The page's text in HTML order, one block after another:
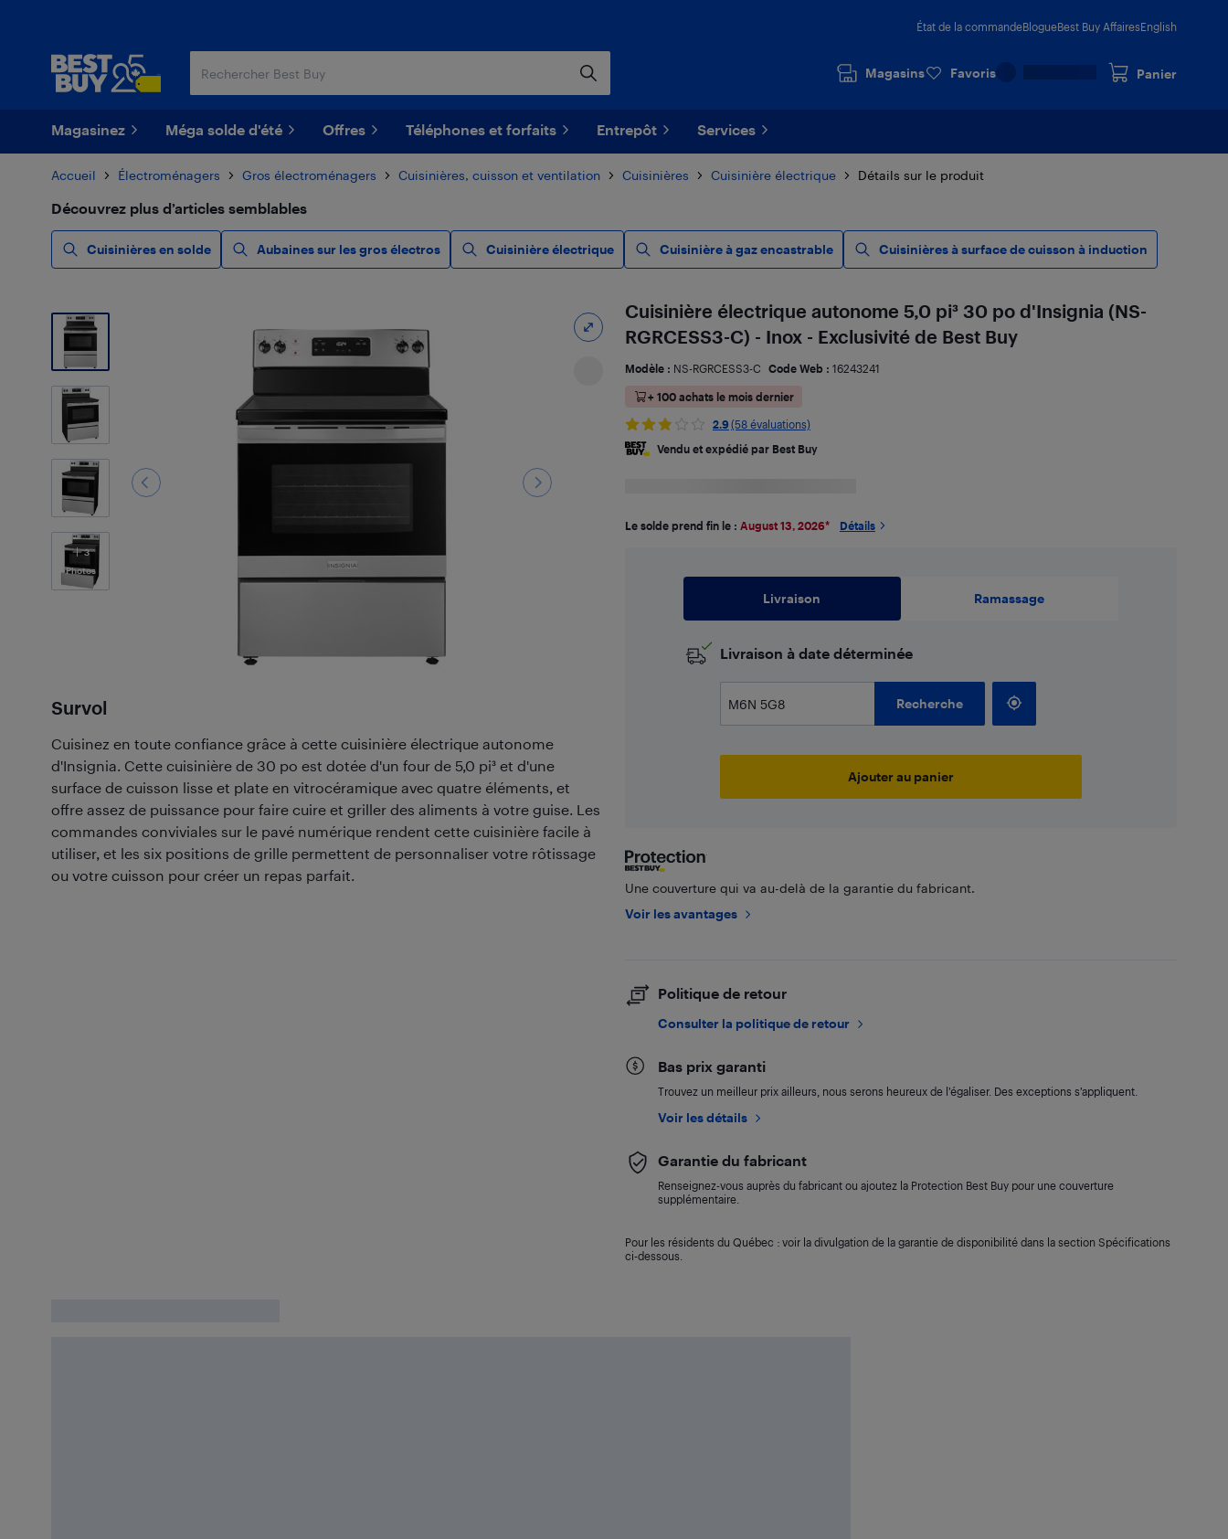
État de la commandeBlogueBest Buy AffairesEnglish
Magasins Favoris Panier
Magasinez Méga solde d'été Offres Téléphones et forfaits Entrepôt Services
Accueil Électroménagers Gros électroménagers Cuisinières, cuisson et ventilation Cuisinières Cuisinière électrique Détails sur le produit
Découvrez plus d’articles semblables
Cuisinières en solde Aubaines sur les gros électros Cuisinière électrique Cuisinière à gaz encastrable Cuisinières à surface de cuisson à induction
3
Photos
Survol
Cuisinez en toute confiance grâce à cette cuisinière électrique autonome
d'Insignia. Cette cuisinière de 30 po est dotée d'un four de 5,0 pi³ et d'une
surface de cuisson lisse et plate en vitrocéramique avec quatre éléments, et
offre assez de puissance pour faire cuire et griller des aliments à votre guise. Les
commandes conviviales sur le pavé numérique rendent cette cuisinière facile à
utiliser, et les six positions de grille permettent de personnaliser votre rôtissage
ou votre cuisson pour créer un repas parfait.
Cuisinière électrique autonome 5,0 pi³ 30 po d'Insignia (NS-
RGRCESS3-C) - Inox - Exclusivité de Best Buy
Modèle : NS-RGRCESS3-C Code Web : 16243241
+ 100 achats le mois dernier
2.9 (58 évaluations)
Vendu et expédié par Best Buy
Le solde prend fin le : August 13, 2026* Détails
Livraison Ramassage
​Livraison à date déterminée
Recherche
Ajouter au panier
Une couverture qui va au-delà de la garantie du fabricant.
Voir les avantages
Politique de retour
Consulter la politique de retour
Bas prix garanti
Trouvez un meilleur prix ailleurs, nous serons heureux de l’égaliser. Des exceptions s’appliquent.
Voir les détails
Garantie du fabricant
Renseignez-vous auprès du fabricant ou ajoutez la Protection Best Buy pour une couverture
supplémentaire.
Pour les résidents du Québec : voir la divulgation de la garantie de disponibilité dans la section Spécifications
ci-dessous.